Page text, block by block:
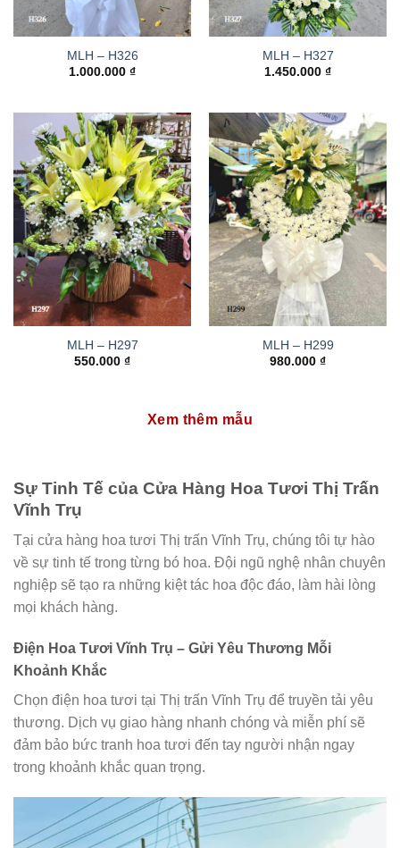
MLH – H326
1.000.000 ₫
MLH – H327
1.450.000 ₫
MLH – H297
550.000 ₫
MLH – H299
980.000 ₫
Xem thêm mẫu
Sự Tinh Tế của Cửa Hàng Hoa Tươi Thị Trấn
Vĩnh Trụ
Tại cửa hàng hoa tươi Thị trấn Vĩnh Trụ, chúng tôi tự hào
về sự tinh tế trong từng bó hoa. Đội ngũ nghệ nhân chuyên
nghiệp sẽ tạo ra những kiệt tác hoa độc đáo, làm hài lòng
mọi khách hàng.
Điện Hoa Tươi Vĩnh Trụ – Gửi Yêu Thương Mỗi
Khoảnh Khắc
Chọn điện hoa tươi tại Thị trấn Vĩnh Trụ để truyền tải yêu
thương. Dịch vụ giao hàng nhanh chóng và miễn phí sẽ
đảm bảo bức tranh hoa tươi đến tay người nhận ngay
trong khoảnh khắc quan trọng.